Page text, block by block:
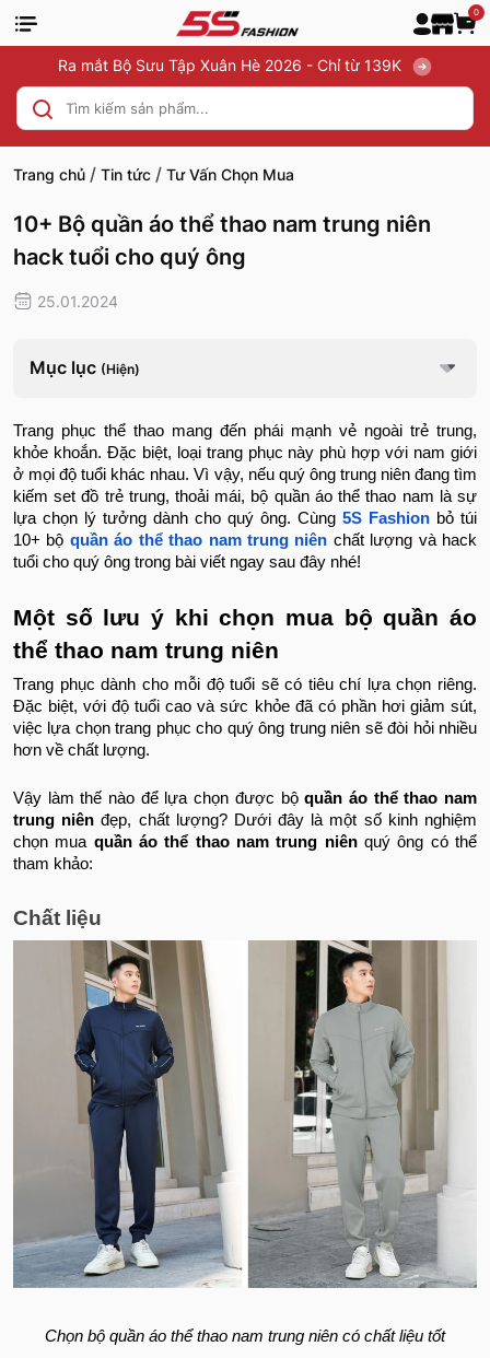
0
Ra mắt Bộ Sưu Tập Xuân Hè 2026 - Chỉ từ 139K
Trang chủ / Tin tức / Tư Vấn Chọn Mua
10+ Bộ quần áo thể thao nam trung niên
hack tuổi cho quý ông
25.01.2024
Mục lục (Hiện)
Trang phục thể thao mang đến phái mạnh vẻ ngoài trẻ trung,
khỏe khoắn. Đặc biệt, loại trang phục này phù hợp với nam giới
ở mọi độ tuổi khác nhau. Vì vậy, nếu quý ông trung niên đang tìm
kiếm set đồ trẻ trung, thoải mái, bộ quần áo thể thao nam là sự
lựa chọn lý tưởng dành cho quý ông. Cùng 5S Fashion bỏ túi
10+ bộ quần áo thể thao nam trung niên chất lượng và hack
tuổi cho quý ông trong bài viết ngay sau đây nhé!
Một số lưu ý khi chọn mua bộ quần áo
thể thao nam trung niên
Trang phục dành cho mỗi độ tuổi sẽ có tiêu chí lựa chọn riêng.
Đặc biệt, với độ tuổi cao và sức khỏe đã có phần hơi giảm sút,
việc lựa chọn trang phục cho quý ông trung niên sẽ đòi hỏi nhiều
hơn về chất lượng.
Vậy làm thế nào để lựa chọn được bộquần áo thể thao nam
trung niên đẹp, chất lượng? Dưới đây là một số kinh nghiệm
chọn mua quần áo thể thao nam trung niênquý ông có thể
tham khảo:
Chất liệu
Chọn bộ quần áo thể thao nam trung niên có chất liệu tốt